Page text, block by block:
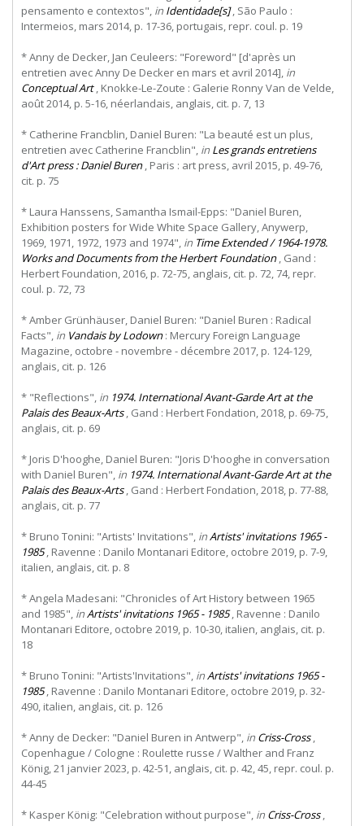
pensamento e contextos", in Identidade[s], São Paulo :
Intermeios, mars 2014, p. 17-36, portugais, repr. coul. p. 19
* Anny de Decker, Jan Ceuleers: "Foreword" [d'après un
entretien avec Anny De Decker en mars et avril 2014], in
Conceptual Art, Knokke-Le-Zoute : Galerie Ronny Van de Velde,
août 2014, p. 5-16, néerlandais, anglais, cit. p. 7, 13
* Catherine Francblin, Daniel Buren: "La beauté est un plus,
entretien avec Catherine Francblin", in Les grands entretiens
d'Art press : Daniel Buren, Paris : art press, avril 2015, p. 49-76,
cit. p. 75
* Laura Hanssens, Samantha Ismail-Epps: "Daniel Buren,
Exhibition posters for Wide White Space Gallery, Anywerp,
1969, 1971, 1972, 1973 and 1974", in Time Extended / 1964-1978.
Works and Documents from the Herbert Foundation, Gand :
Herbert Foundation, 2016, p. 72-75, anglais, cit. p. 72, 74, repr.
coul. p. 72, 73
* Amber Grünhäuser, Daniel Buren: "Daniel Buren : Radical
Facts", in Vandais by Lodown: Mercury Foreign Language
Magazine, octobre - novembre - décembre 2017, p. 124-129,
anglais, cit. p. 126
* "Reflections", in 1974. International Avant-Garde Art at the
Palais des Beaux-Arts, Gand : Herbert Fondation, 2018, p. 69-75,
anglais, cit. p. 69
* Joris D'hooghe, Daniel Buren: "Joris D'hooghe in conversation
with Daniel Buren", in 1974. International Avant-Garde Art at the
Palais des Beaux-Arts, Gand : Herbert Fondation, 2018, p. 77-88,
anglais, cit. p. 77
* Bruno Tonini: "Artists' Invitations", inArtists' invitations 1965 -
1985, Ravenne : Danilo Montanari Editore, octobre 2019, p. 7-9,
italien, anglais, cit. p. 8
* Angela Madesani: "Chronicles of Art History between 1965
and 1985", inArtists' invitations 1965 - 1985, Ravenne : Danilo
Montanari Editore, octobre 2019, p. 10-30, italien, anglais, cit. p.
18
* Bruno Tonini: "Artists'Invitations", inArtists' invitations 1965 -
1985, Ravenne : Danilo Montanari Editore, octobre 2019, p. 32-
490, italien, anglais, cit. p. 126
* Anny de Decker: "Daniel Buren in Antwerp", in Criss-Cross,
Copenhague / Cologne : Roulette russe / Walther and Franz
König, 21 janvier 2023, p. 42-51, anglais, cit. p. 42, 45, repr. coul. p.
44-45
* Kasper König: "Celebration without purpose", in Criss-Cross,